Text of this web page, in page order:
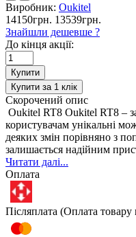
Виробник: Oukitel
14150грн. 13539грн.
Знайшли дешевше ?
До кінця акції:
Купити
Купити за 1 клiк
Скорочений опис
Oukitel RT8 Oukitel RT8 –
користувачам унікальні
деяких змін порівняно з
залишається надійним
Читати далі...
Оплата
Післяплата (Оплата